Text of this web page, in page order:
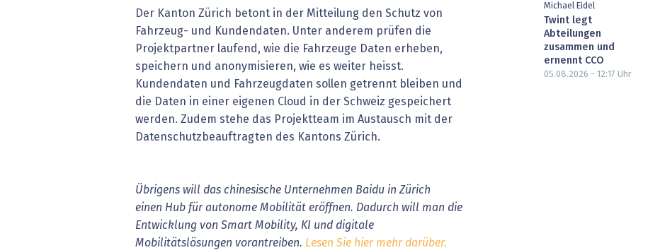
Der Kanton Zürich betont in der Mitteilung den Schutz von
Fahrzeug- und Kundendaten. Unter anderem prüfen die
Projektpartner laufend, wie die Fahrzeuge Daten erheben,
speichern und anonymisieren, wie es weiter heisst.
Kundendaten und Fahrzeugdaten sollen getrennt bleiben und
die Daten in einer eigenen Cloud in der Schweiz gespeichert
werden. Zudem stehe das Projektteam im Austausch mit der
Datenschutzbeauftragten des Kantons Zürich.
Übrigens will das chinesische Unternehmen Baidu in Zürich
einen Hub für autonome Mobilität eröffnen. Dadurch will man die
Entwicklung von Smart Mobility, KI und digitale
Mobilitätslösungen vorantreiben. Lesen Sie hier mehr darüber.
Michael Eidel
Twint legt
Abteilungen
zusammen und
ernennt CCO
05.08.2026 - 12:17 Uhr